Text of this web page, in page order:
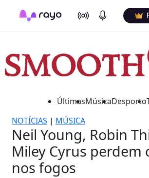
On Air Podcasts
ÚltimasMúsicaDesporto
NOTÍCIAS | MÚSICA
Neil Young, Robin
Miley Cyrus perdem
nos fogos